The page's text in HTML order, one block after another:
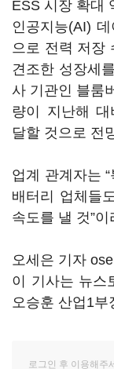
ESS 시장 확대
인공지능(AI)
으로 전력 저장
견조한 성장세
사 기관인 블룸
량이 지난해 대
달할 것으로 전
업계 관계자는
배터리 업체들
속도를 낼 것”
오세은 기자
이 기사는 뉴스
오승훈 산업1부